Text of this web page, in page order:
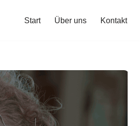
Start Über uns Kontakt